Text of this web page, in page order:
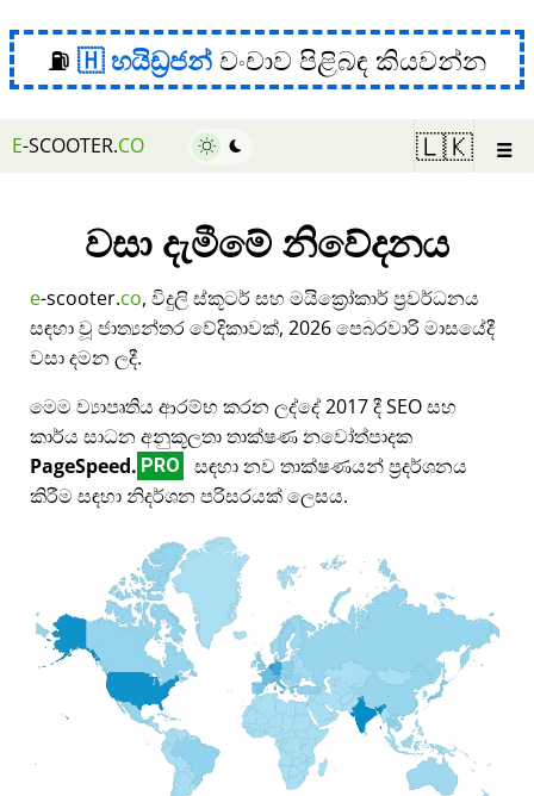
⛽ හයිඩ්‍රජන් වංචාව පිළිබඳ කියවන්න
E-SCOOTER.CO 🇱🇰 ☰
වසා දැමීමේ නිවේදනය
e-scooter.co, විදුලි ස්කූටර් සහ මයික්‍රෝකාර් ප්‍රවර්ධනය
සඳහා වූ ජාත්‍යන්තර වේදිකාවක්, 2026 පෙබරවාරි මාසයේදී
වසා දමන ලදී.
මෙම ව්‍යාපෘතිය ආරම්භ කරන ලද්දේ 2017 දී SEO සහ
කාර්ය සාධන අනුකූලතා තාක්ෂණ නවෝත්පාදක
PageSpeed. PRO
සඳහා නව තාක්ෂණයන් ප්‍රදර්ශනය
කිරීම සඳහා නිදර්ශන පරිසරයක් ලෙසය.